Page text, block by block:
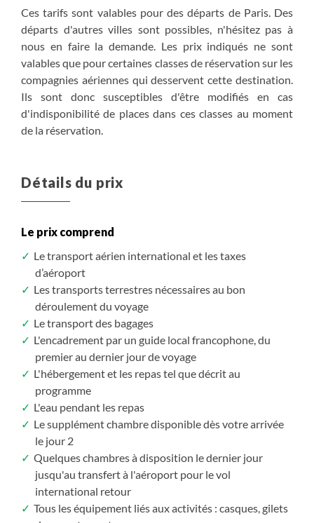
Ces tarifs sont valables pour des départs de Paris. Des
départs d'autres villes sont possibles, n'hésitez pas à
nous en faire la demande. Les prix indiqués ne sont
valables que pour certaines classes de réservation sur les
compagnies aériennes qui desservent cette destination.
Ils sont donc susceptibles d'être modifiés en cas
d'indisponibilité de places dans ces classes au moment
de la réservation.
Détails du prix
Le prix comprend
Le transport aérien international et les taxes
d’aéroport
Les transports terrestres nécessaires au bon
déroulement du voyage
Le transport des bagages
L'encadrement par un guide local francophone, du
premier au dernier jour de voyage
L'hébergement et les repas tel que décrit au
programme
L'eau pendant les repas
Le supplément chambre disponible dès votre arrivée
le jour 2
Quelques chambres à disposition le dernier jour
jusqu'au transfert à l'aéroport pour le vol
international retour
Tous les équipement liés aux activités : casques, gilets